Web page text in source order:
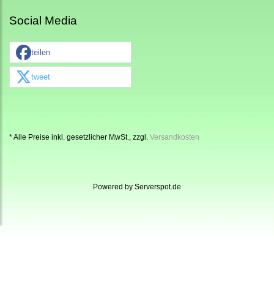
Social Media
teilen
tweet
* Alle Preise inkl. gesetzlicher MwSt., zzgl. Versandkosten
Powered by Serverspot.de